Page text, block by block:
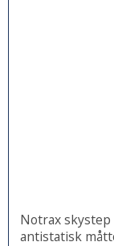
Notrax skystep
antistatisk